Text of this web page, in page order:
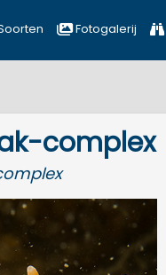
Fotogalerij
complex